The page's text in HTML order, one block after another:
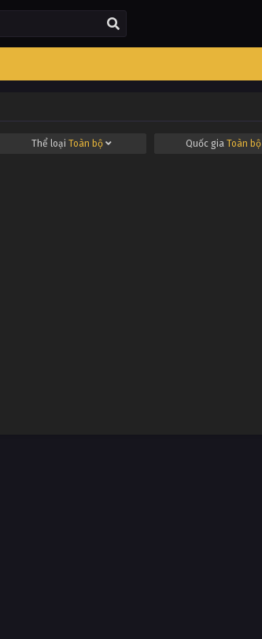
Thể loạiToàn bộ Quốc giaToàn bộ